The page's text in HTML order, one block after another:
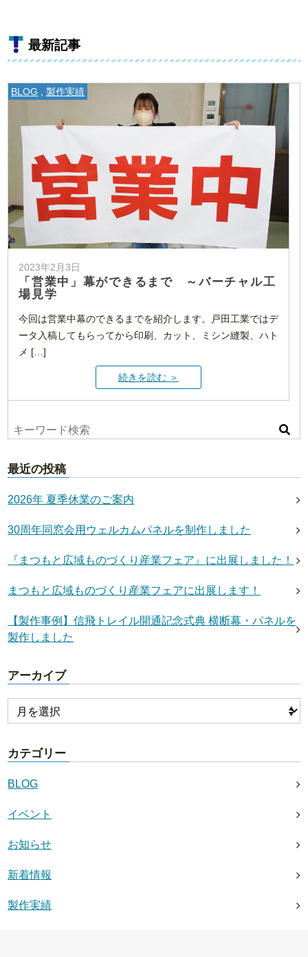
最新記事
BLOG 製作実績
2023年2月3日
「営業中」幕ができるまで ～バーチャル工
場見学
今回は営業中幕のできるまでを紹介します。戸田工業ではデ
ータ入稿してもらってから印刷、カット、ミシン縫製、ハト
メ […]
続きを読む ＞
最近の投稿
2026年 夏季休業のご案内
30周年同窓会用ウェルカムパネルを制作しました
『まつもと広域ものづくり産業フェア』に出展しました！
まつもと広域ものづくり産業フェアに出展します！
【製作事例】信飛トレイル開通記念式典 横断幕・パネルを
製作しました
アーカイブ
カテゴリー
BLOG
イベント
お知らせ
新着情報
製作実績